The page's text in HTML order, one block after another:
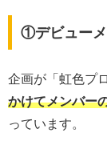
①デビュー
企画が「虹色プ
かけてメンバー
っています。